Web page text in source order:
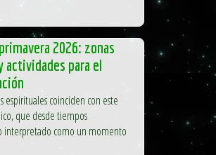
2026: zonas
actividades para el
espirituales coinciden con este
que desde tiempos
interpretado como un momento